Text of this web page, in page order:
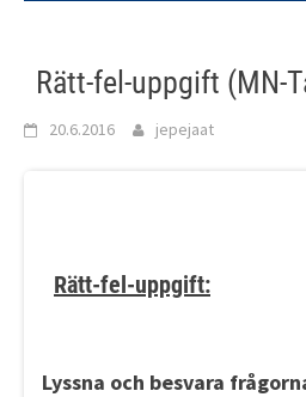
Rätt-fel-uppgift (MN-
20.6.2016 jepejaat
Rätt-fel-uppgift:
Lyssna och besvara